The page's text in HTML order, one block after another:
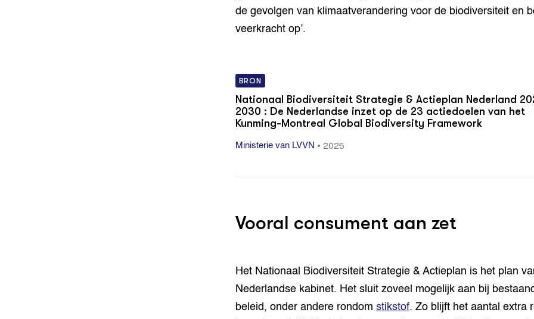
de gevolgen van klimaatverandering voor de biodiversiteit en
veerkracht op’.
BRON
Nationaal Biodiversiteit Strategie & Actieplan Nederland
2030 : De Nederlandse inzet op de 23 actiedoelen van het
Kunming-Montreal Global Biodiversity Framework
Ministerie van LVVN • 2025
Vooral consument aan zet
Het Nationaal Biodiversiteit Strategie & Actieplan is het plan
Nederlandse kabinet. Het sluit zoveel mogelijk aan bij
beleid, onder andere rondom stikstof. Zo blijft het aantal extra